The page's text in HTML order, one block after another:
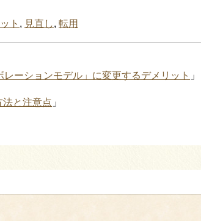
ト , 見直し, 転用
レーションモデル」に変更するデメリット 」
と注意点 」